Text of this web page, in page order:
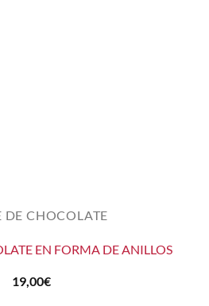
DE CHOCOLATE
EN FORMA DE ANILLOS
19,00€